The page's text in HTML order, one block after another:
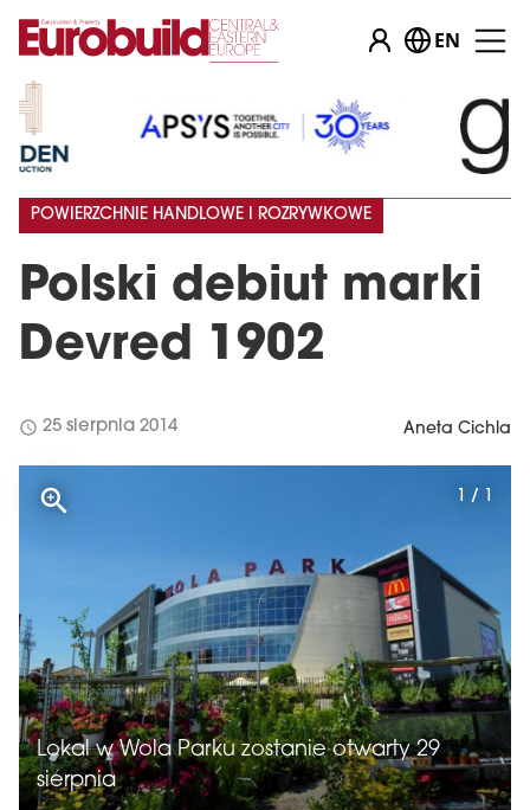
EN
Polski debiut marki
Devred 1902
POWIERZCHNIE HANDLOWE I ROZRYWKOWE
schedule 25 sierpnia 2014 Aneta Cichla
Lokal w Wola Parku zostanie otwarty 29
sierpnia
1 / 1